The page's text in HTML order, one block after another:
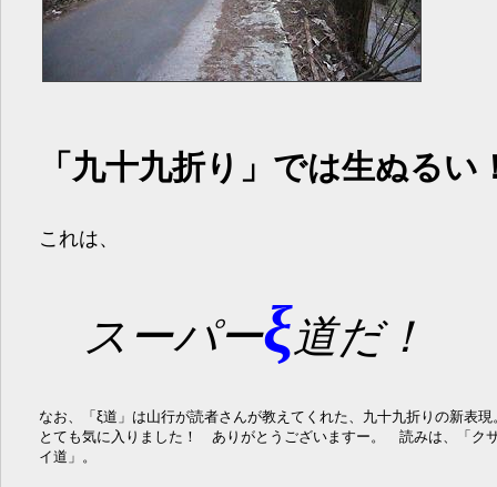
「九十九折り」では生ぬるい
これは、
スーパーξ道だ！
なお、「ξ道」は山行が読者さんが教えてくれた、九十九折りの新表現
とても気に入りました！ ありがとうございますー。 読みは、「ク
イ道」。